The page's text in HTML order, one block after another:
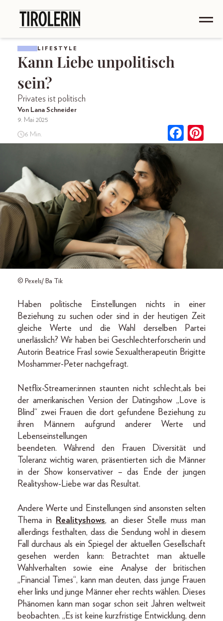
LIFESTYLE
Kann Liebe unpolitisch
sein?
Privates ist politisch
Von Lana Schneider
9. Mai 2025
6 Min.
© Pexels/ Ba Tik
Haben politische Einstellungen nichts in einer
Beziehung zu suchen oder sind in der heutigen Zeit
gleiche Werte und die Wahl derselben Partei
unerlässlich? Wir haben bei Geschlechterforscherin und
Autorin Beatrice Frasl sowie Sexualtherapeutin Brigitte
Moshammer-Peter nachgefragt.
Netflix-Streamer:innen staunten nicht schlecht,als bei
der amerikanischen Version der Datingshow „Love is
Blind“ zwei Frauen die dort gefundene Beziehung zu
ihren Männern aufgrund anderer Werte und
Lebenseinstellungen
beendeten. Während den Frauen Diversität und
Toleranz wichtig waren, präsentierten sich die Männer
in der Show konservativer – das Ende der jungen
Realityshow-Liebe war das Resultat.
Andere Werte und Einstellungen sind ansonsten selten
Thema in
Realityshows, an dieser Stelle muss man
allerdings festhalten, dass die Sendung wohl in diesem
Fall durchaus als ein Spiegel der aktuellen Gesellschaft
gesehen werden kann: Betrachtet man aktuelle
Wahlverhalten sowie eine Analyse der britischen
„Financial Times“, kann man deuten, dass junge Frauen
eher links und junge Männer eher rechts wählen. Dieses
Phänomen kann man sogar schon seit Jahren weltweit
beobachten. „Es ist keine kurzfristige Entwicklung, denn